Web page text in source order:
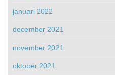
januari 2022
december 2021
november 2021
oktober 2021